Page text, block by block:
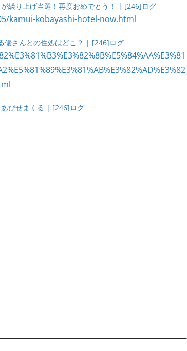
繰り上げ当選！再度おめでとう！ | [246]ログ
優さんとの住処はどこ？ | [246]ログ
びせまくる | [246]ログ